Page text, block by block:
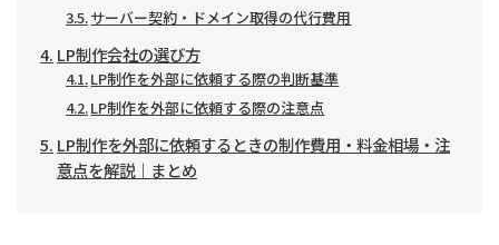
サーバー契約・ドメイン取得の代行費用
LP制作会社の選び方
LP制作を外部に依頼する際の判断基準
LP制作を外部に依頼する際の注意点
LP制作を外部に依頼するときの制作費用・料金相場・注
意点を解説｜まとめ